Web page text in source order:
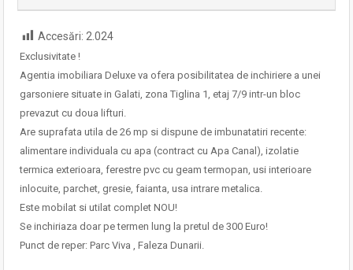
Accesări: 2.024
Exclusivitate !
Agentia imobiliara Deluxe va ofera posibilitatea de inchiriere a unei
garsoniere situate in Galati, zona Tiglina 1, etaj 7/9 intr-un bloc
prevazut cu doua lifturi.
Are suprafata utila de 26 mp si dispune de imbunatatiri recente:
alimentare individuala cu apa (contract cu Apa Canal), izolatie
termica exterioara, ferestre pvc cu geam termopan, usi interioare
inlocuite, parchet, gresie, faianta, usa intrare metalica.
Este mobilat si utilat complet NOU!
Se inchiriaza doar pe termen lung la pretul de 300 Euro!
Punct de reper: Parc Viva , Faleza Dunarii.